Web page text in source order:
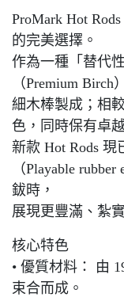
ProMark Hot
的完美選擇。
作為一種「替代
（Premium Birch）
細木棒製成；相
色，同時保有卓
新款 Hot Rods
（Playable
鈸時，
展現更豐滿、紮
核心特色
• 優質材料： 由
束合而成。